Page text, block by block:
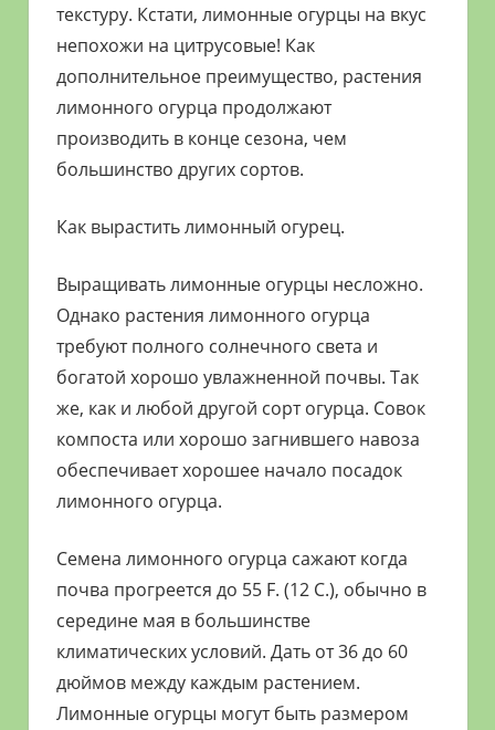
текстуру. Кстати, лимонные огурцы на вкус
непохожи на цитрусовые! Как
дополнительное преимущество, растения
лимонного огурца продолжают
производить в конце сезона, чем
большинство других сортов.
Как вырастить лимонный огурец.
Выращивать лимонные огурцы несложно.
Однако растения лимонного огурца
требуют полного солнечного света и
богатой хорошо увлажненной почвы. Так
же, как и любой другой сорт огурца. Совок
компоста или хорошо загнившего навоза
обеспечивает хорошее начало посадок
лимонного огурца.
Семена лимонного огурца сажают когда
почва прогреется до 55 F. (12 C.), обычно в
середине мая в большинстве
климатических условий. Дать от 36 до 60
дюймов между каждым растением.
Лимонные огурцы могут быть размером